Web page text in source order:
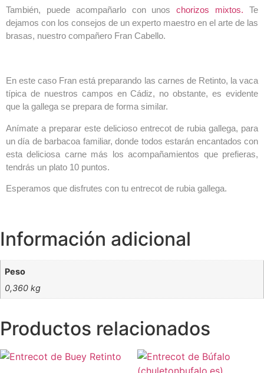
También, puede acompañarlo con unoschorizos mixtos. Te
dejamos con los consejos de un experto maestro en el arte de las
brasas, nuestro compañero Fran Cabello.
En este caso Fran está preparando las carnes de Retinto, la vaca
típica de nuestros campos en Cádiz, no obstante, es evidente
que la gallega se prepara de forma similar.
Anímate a preparar este delicioso entrecot de rubia gallega, para
un día de barbacoa familiar, donde todos estarán encantados con
esta deliciosa carne más los acompañamientos que prefieras,
tendrás un plato 10 puntos.
Esperamos que disfrutes con tu entrecot de rubia gallega.
Información adicional
Peso
0,360 kg
Productos relacionados